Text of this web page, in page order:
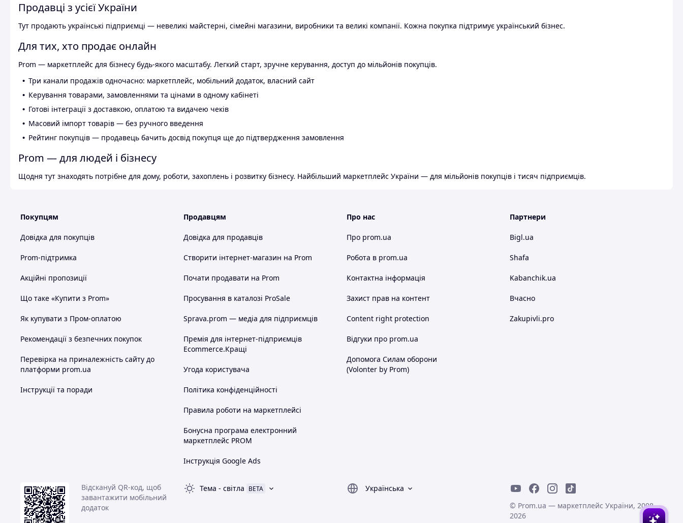
Продавці з усієї України
Тут продають українські підприємці — невеликі майстерні, сімейні магазини, виробники та великі компанії. Кожна покупка підтримує український бізнес.
Для тих, хто продає онлайн
Prom — маркетплейс для бізнесу будь-якого масштабу. Легкий старт, зручне керування, доступ до мільйонів покупців.
Три канали продажів одночасно: маркетплейс, мобільний додаток, власний сайт
Керування товарами, замовленнями та цінами в одному кабінеті
Готові інтеграції з доставкою, оплатою та видачею чеків
Масовий імпорт товарів — без ручного введення
Рейтинг покупців — продавець бачить досвід покупця ще до підтвердження замовлення
Prom — для людей і бізнесу
Щодня тут знаходять потрібне для дому, роботи, захоплень і розвитку бізнесу. Найбільший маркетплейс України — для мільйонів покупців і тисяч підприємців.
Покупцям
Довідка для покупців
Prom-підтримка
Акційні пропозиції
Що таке «Купити з Prom»
Як купувати з Пром-оплатою
Рекомендації з безпечних покупок
Перевірка на приналежність сайту до
платформи prom.ua
Інструкції та поради
Продавцям
Довідка для продавців
Створити інтернет-магазин на Prom
Почати продавати на Prom
Просування в каталозі ProSale
Sprava.prom — медіа для підприємців
Премія для інтернет-підприємців
Ecommerce.Кращі
Угода користувача
Політика конфіденційності
Правила роботи на маркетплейсі
Бонусна програма електронний
маркетплейс PROM
Інструкція Google Ads
Про нас
Про prom.ua
Робота в prom.ua
Контактна інформація
Захист прав на контент
Content right protection
Відгуки про prom.ua
Допомога Силам оборони
(Volonter by Prom)
Партнери
Bigl.ua
Shafa
Kabanchik.ua
Вчасно
Zakupivli.pro
Відскануй QR-код, щоб
завантажити мобільний
додаток
Тема - світла BETA
Українська
© Prom.ua — маркетплейс України, 2008-
2026